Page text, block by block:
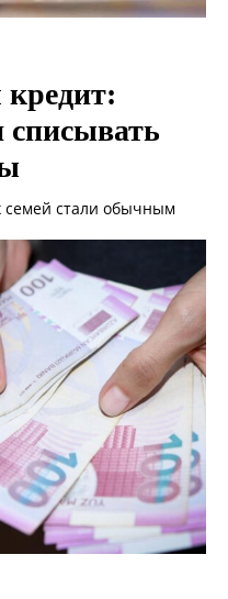
семей стали обычным